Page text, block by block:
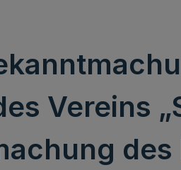
Vereins